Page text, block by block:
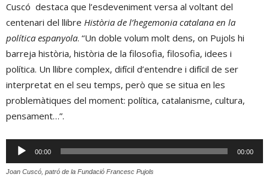
Cuscó destaca que l’esdeveniment versa al voltant del
centenari del llibre Història de l’hegemonia catalana en la
política espanyola. “Un doble volum molt dens, on Pujols hi
barreja història, història de la filosofia, filosofia, idees i
política. Un llibre complex, difícil d’entendre i difícil de ser
interpretat en el seu temps, però que se situa en les
problemàtiques del moment: política, catalanisme, cultura,
pensament…”.
Reproductor
d'àudio
00:00 00:00
Joan Cuscó, patró de la Fundació Francesc Pujols